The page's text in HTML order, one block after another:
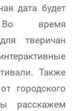
дата будет
Во время
тверичан
Также
городского
расскажем